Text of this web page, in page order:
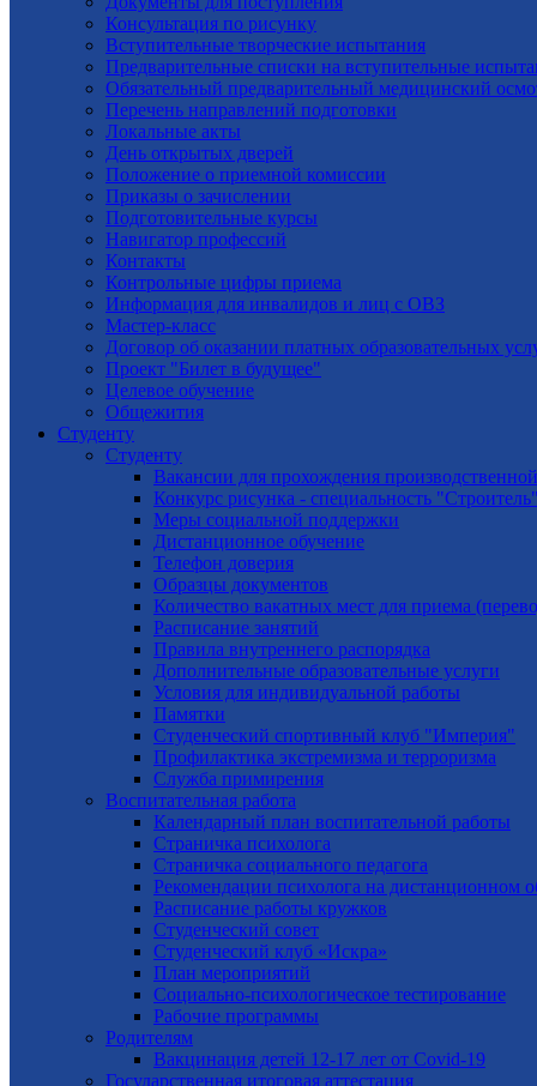
Консультация по рисунку
Вступительные творческие испытания
Предварительные списки на вступительные
Обязательный предварительный медицинский
Перечень направлений подготовки
Локальные акты
День открытых дверей
Положение о приемной комиссии
Приказы о зачислении
Подготовительные курсы
Навигатор профессий
Контакты
Контрольные цифры приема
Информация для инвалидов и лиц с ОВЗ
Мастер-класс
Договор об оказании платных образовательных
Проект "Билет в будущее"
Целевое обучение
Общежития
Студенту
Студенту
Вакансии для прохождения
Конкурс рисунка - специальность "Строитель"
Меры социальной поддержки
Дистанционное обучение
Телефон доверия
Образцы документов
Количество вакатных мест для приема
Расписание занятий
Правила внутреннего распорядка
Дополнительные образовательные услуги
Условия для индивидуальной работы
Памятки
Студенческий спортивный клуб "Империя"
Профилактика экстремизма и терроризма
Служба примирения
Воспитательная работа
Календарный план воспитательной работы
Страничка психолога
Страничка социального педагога
Рекомендации психолога на дистанционном
Расписание работы кружков
Студенческий совет
Студенческий клуб «Искра»
План мероприятий
Социально-психологическое тестирование
Рабочие программы
Родителям
Вакцинация детей 12-17 лет от Covid-19
Государственная итоговая аттестация